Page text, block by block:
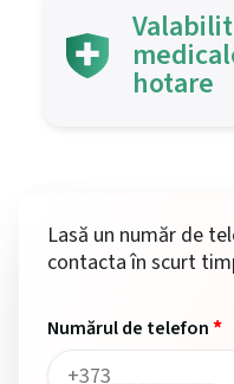
hotare
Lasă un număr de
contacta în scurt
Numărul de telefon*